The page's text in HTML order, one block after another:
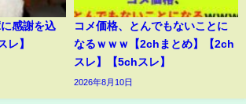
感謝を込
レ】
コメ価格、とんでもないことに
なるｗｗｗ【2chまとめ】【2ch
スレ】【5chスレ】
2026年8月10日